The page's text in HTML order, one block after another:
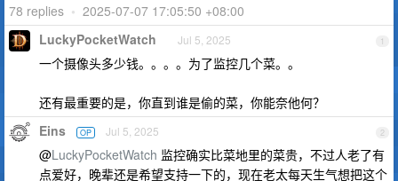
78 replies • 2025-07-07 17:05:50 +08:00
1
LuckyPocketWatch Jul 5, 2025
一个摄像头多少钱。。。。为了监控几个菜。。
还有最重要的是，你直到谁是偷的菜，你能奈他何？
2
Eins OP Jul 5, 2025
@LuckyPocketWatch 监控确实比菜地里的菜贵，不过人老了有
点爱好，晚辈还是希望支持一下的，现在老太每天生气想把这个